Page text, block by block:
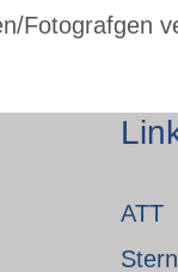
Fotografgen
ATT